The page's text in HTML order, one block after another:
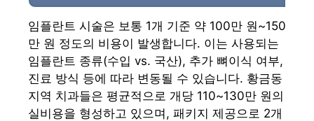
임플란트 시술은 보통 1개 기준 약 100만 원~150
만 원 정도의 비용이 발생합니다. 이는 사용되는
임플란트 종류(수입 vs. 국산), 추가 뼈이식 여부,
진료 방식 등에 따라 변동될 수 있습니다. 황금동
지역 치과들은 평균적으로 개당 110~130만 원의
실비용을 형성하고 있으며, 패키지 제공으로 2개